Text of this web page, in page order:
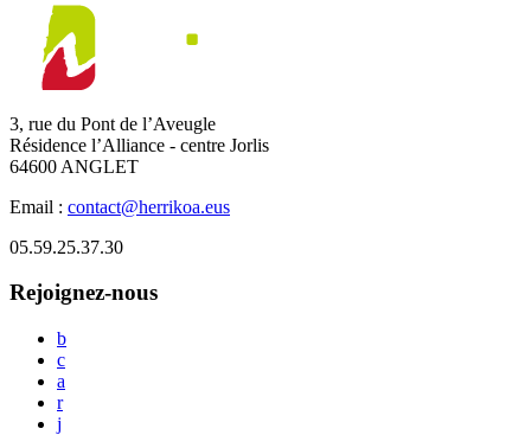
3, rue du Pont de l’Aveugle
Résidence l’Alliance - centre Jorlis
64600 ANGLET
Email : contact@herrikoa.eus
05.59.25.37.30
Rejoignez-nous
b
c
a
r
j